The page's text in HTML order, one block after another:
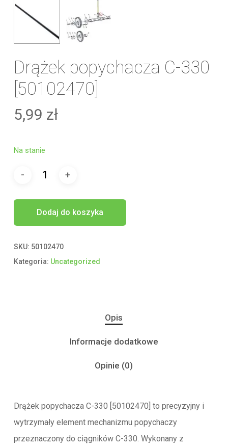
Drążek popychacza C-330
[50102470]
5,99 zł
Na stanie
Dodaj do koszyka
SKU: 50102470
Kategoria: Uncategorized
Opis
Informacje dodatkowe
Opinie (0)
Drążek popychacza C-330 [50102470] to precyzyjny i
wytrzymały element mechanizmu popychaczy
przeznaczony do ciągników C-330. Wykonany z